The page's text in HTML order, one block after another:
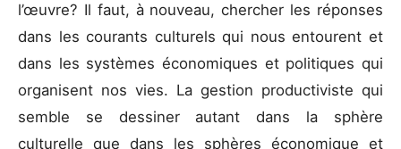
l’œuvre? Il faut, à nouveau, chercher les réponses
dans les courants culturels qui nous entourent et
dans les systèmes économiques et politiques qui
organisent nos vies. La gestion productiviste qui
semble se dessiner autant dans la sphère
culturelle que dans les sphères économique et